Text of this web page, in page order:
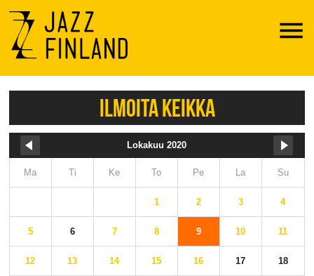
Menu
ILMOITA KEIKKA
Lokakuu 2020
Ma Ti Ke To Pe La Su
1 2 3 4
5 6 7 8 9 10 11
12 13 14 15 16 17 18